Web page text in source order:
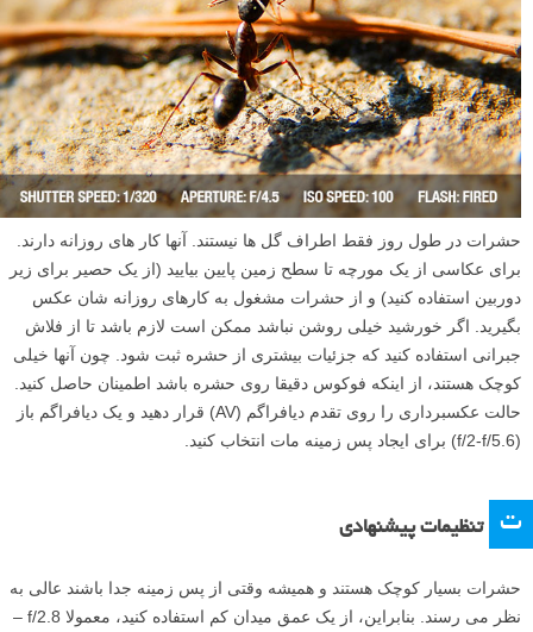
حشرات در طول روز فقط اطراف گل ها نیستند. آنها کار های روزانه دارند.
برای عکاسی از یک مورچه تا سطح زمین پایین بیایید (از یک حصیر برای زیر
دوربین استفاده کنید) و از حشرات مشغول به کارهای روزانه شان عکس
بگیرید. اگر خورشید خیلی روشن نباشد ممکن است لازم باشد تا از فلاش
جبرانی استفاده کنید که جزئیات بیشتری از حشره ثبت شود. چون آنها خیلی
کوچک هستند، از اینکه فوکوس دقیقا روی حشره باشد اطمینان حاصل کنید.
حالت عکسبرداری را روی تقدم دیافراگم (AV) قرار دهید و یک دیافراگم باز
(f/2-f/5.6) برای ایجاد پس زمینه مات انتخاب کنید.
ت تنظیمات پیشنهادی
حشرات بسیار کوچک هستند و همیشه وقتی از پس زمینه جدا باشند عالی به
نظر می رسند. بنابراین، از یک عمق میدان کم استفاده کنید، معمولا f/2.8 –